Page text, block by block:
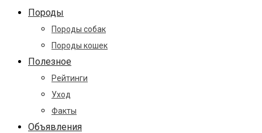
Породы
Породы собак
Породы кошек
Полезное
Рейтинги
Уход
Факты
Объявления